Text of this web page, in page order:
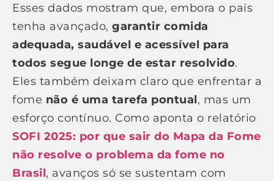
Esses dados mostram que, embora o país
tenha avançado, garantir comida
adequada, saudável e acessível para
todos segue longe de estar resolvido.
Eles também deixam claro que enfrentar a
fome não é uma tarefa pontual, mas um
esforço contínuo. Como aponta o relatório
SOFI 2025: por que sair do Mapa da Fome
não resolve o problema da fome no
Brasil, avanços só se sustentam com